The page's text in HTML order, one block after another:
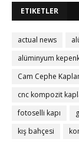
ETIKETLER
actual news
alüminyum
Cam Cephe
cnc kompozit
fotoselli kapı
kış bahçesi